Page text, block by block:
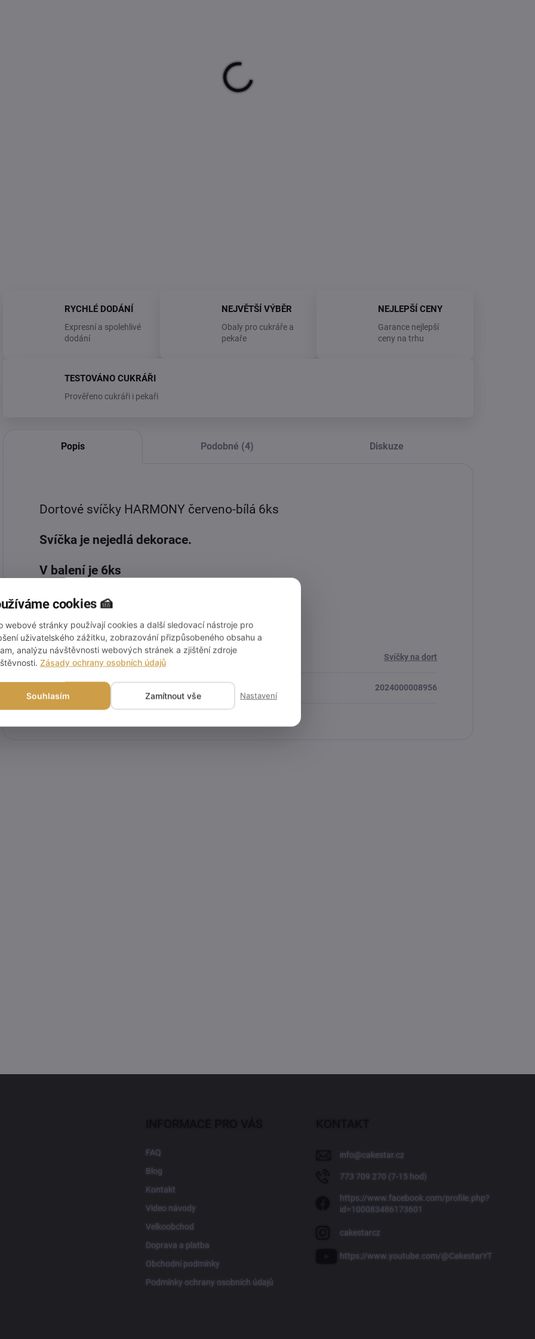
RYCHLÉ DODÁNÍ
Expresní a spolehlivé
dodání
NEJVĚTŠÍ VÝBĚR
Obaly pro cukráře a
pekaře
NEJLEPŠÍ CENY
Garance nejlepší
ceny na trhu
TESTOVÁNO CUKRÁŘI
Prověřeno cukráři i pekaři
Popis Podobné (4) Diskuze
Dortové svíčky HARMONY červeno-bílá 6ks
Svíčka je nejedlá dekorace.
V balení je 6ks
Doplňkové parametry
Kategorie : Svíčky na dort
2024000008956
FAQ
Blog
Kontakt
Video návody
Velkoobchod
Doprava a platba
Obchodní podmínky
Podmínky ochrany osobních údajů
info@cakestar.cz
773 709 270 (7-15 hod)
https://www.facebook.com/profile.php?
id=100083486173601
cakestarcz
https://www.youtube.com/@CakestarYT
cookies 🍰
webové stránky používají cookies a další sledovací nástroje pro
uživatelského zážitku, zobrazování přizpůsobeného obsahu a
analýzu návštěvnosti webových stránek a zjištění zdroje
Zásady ochrany osobních údajů
Souhlasím Zamítnout vše Nastavení